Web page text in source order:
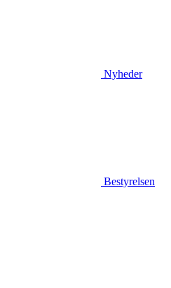
Nyheder
Bestyrelsen